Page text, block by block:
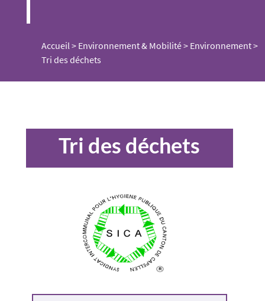
Accueil> Environnement & Mobilité> Environnement>
Tri des déchets
Tri des déchets